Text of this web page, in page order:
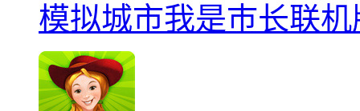
模拟城市我是巿长联机